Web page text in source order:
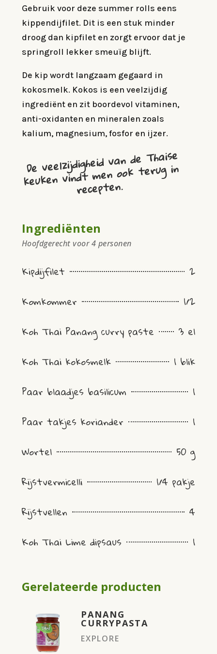
Gebruik voor deze summer rolls eens
kippendijfilet. Dit is een stuk minder
droog dan kipfilet en zorgt ervoor dat je
springroll lekker smeuïg blijft.
De kip wordt langzaam gegaard in
kokosmelk. Kokos is een veelzijdig
ingrediënt en zit boordevol vitaminen,
anti-oxidanten en mineralen zoals
kalium, magnesium, fosfor en ijzer.
De veelzijdigheid van de Thaise
keuken vindt men ook terug in
recepten.
Ingrediënten
Hoofdgerecht voor 4 personen
Kipdijfilet
2
Komkommer
1/2
Koh Thai Panang curry paste
3 el
Koh Thai kokosmelk
1 blik
Paar blaadjes basilicum
1
Paar takjes koriander
1
Wortel
50 g
Rijstvermicelli
1/4 pakje
Rijstvellen
4
Koh Thai Lime dipsaus
1
Gerelateerde producten
PANANG
CURRYPASTA
EXPLORE